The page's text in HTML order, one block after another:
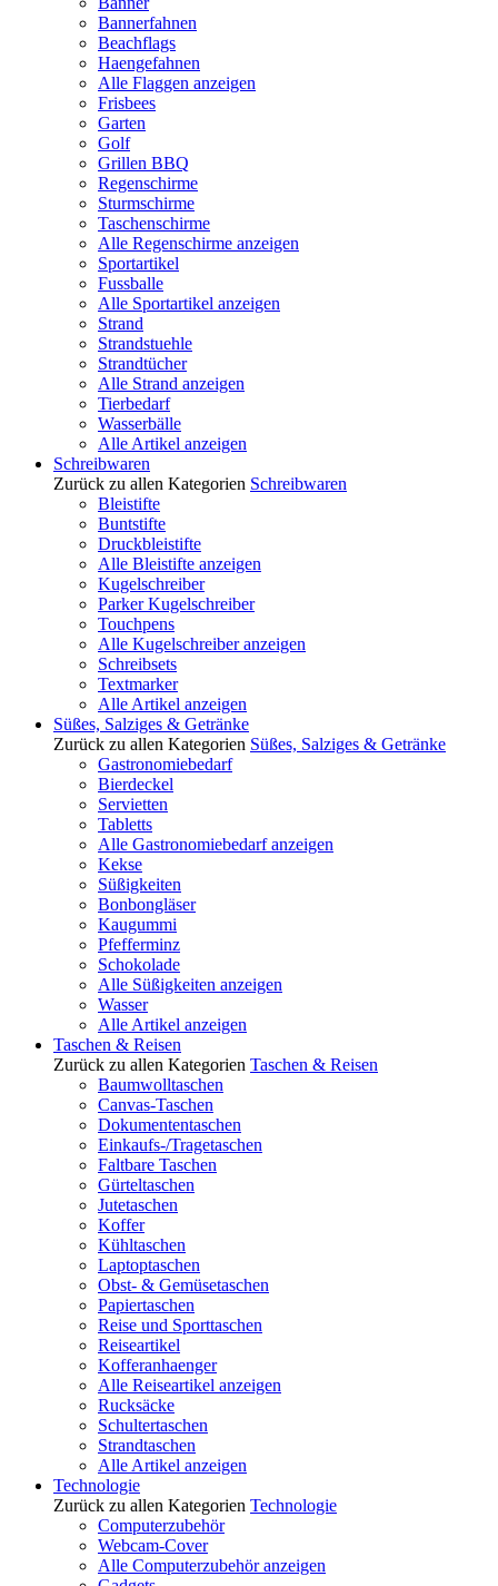
Bannerfahnen
Beachflags
Haengefahnen
Alle Flaggen anzeigen
Frisbees
Garten
Golf
Grillen BBQ
Regenschirme
Sturmschirme
Taschenschirme
Alle Regenschirme anzeigen
Sportartikel
Fussballe
Alle Sportartikel anzeigen
Strand
Strandstuehle
Strandtücher
Alle Strand anzeigen
Tierbedarf
Wasserbälle
Alle Artikel anzeigen
Schreibwaren
Zurück zu allen Kategorien Schreibwaren
Bleistifte
Buntstifte
Druckbleistifte
Alle Bleistifte anzeigen
Kugelschreiber
Parker Kugelschreiber
Touchpens
Alle Kugelschreiber anzeigen
Schreibsets
Textmarker
Alle Artikel anzeigen
Süßes, Salziges & Getränke
Zurück zu allen Kategorien Süßes, Salziges & Getränke
Gastronomiebedarf
Bierdeckel
Servietten
Tabletts
Alle Gastronomiebedarf anzeigen
Kekse
Süßigkeiten
Bonbongläser
Kaugummi
Pfefferminz
Schokolade
Alle Süßigkeiten anzeigen
Wasser
Alle Artikel anzeigen
Taschen & Reisen
Zurück zu allen Kategorien Taschen & Reisen
Baumwolltaschen
Canvas-Taschen
Dokumententaschen
Einkaufs-/Tragetaschen
Faltbare Taschen
Gürteltaschen
Jutetaschen
Koffer
Kühltaschen
Laptoptaschen
Obst- & Gemüsetaschen
Papiertaschen
Reise und Sporttaschen
Reiseartikel
Kofferanhaenger
Alle Reiseartikel anzeigen
Rucksäcke
Schultertaschen
Strandtaschen
Alle Artikel anzeigen
Technologie
Zurück zu allen Kategorien Technologie
Computerzubehör
Webcam-Cover
Alle Computerzubehör anzeigen